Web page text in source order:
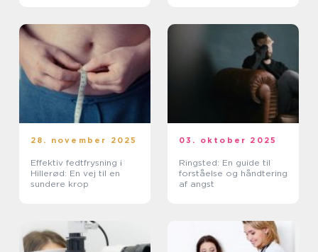
28. november 2025
Effektiv fedtfrysning i
Hillerød: En vej til en
sundere krop
03. oktober 2025
Ringsted: En guide til
forståelse og håndtering
af angst